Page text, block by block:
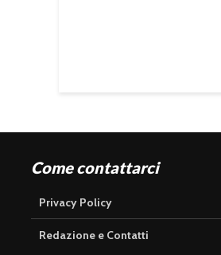
Come contattarci
Privacy Policy
Redazione e Contatti